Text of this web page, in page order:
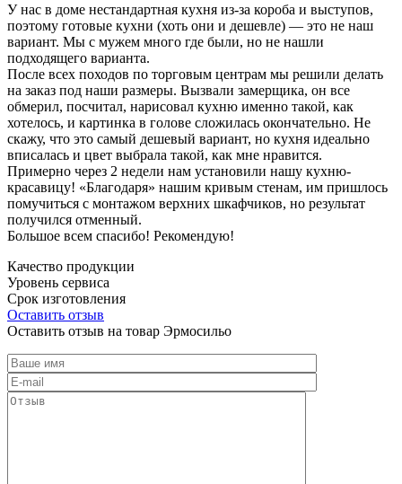
У нас в доме нестандартная кухня из-за короба и выступов,
поэтому готовые кухни (хоть они и дешевле) — это не наш
вариант. Мы с мужем много где были, но не нашли
подходящего варианта.
После всех походов по торговым центрам мы решили делать
на заказ под наши размеры. Вызвали замерщика, он все
обмерил, посчитал, нарисовал кухню именно такой, как
хотелось, и картинка в голове сложилась окончательно. Не
скажу, что это самый дешевый вариант, но кухня идеально
вписалась и цвет выбрала такой, как мне нравится.
Примерно через 2 недели нам установили нашу кухню-
красавицу! «Благодаря» нашим кривым стенам, им пришлось
помучиться с монтажом верхних шкафчиков, но результат
получился отменный.
Большое всем спасибо! Рекомендую!
Качество продукции
Уровень сервиса
Срок изготовления
Оставить отзыв
Оставить отзыв на товар Эрмосильо